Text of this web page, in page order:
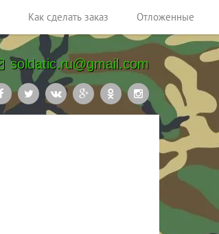
Как сделать заказ Отложенные
soldatic.ru@gmail.com